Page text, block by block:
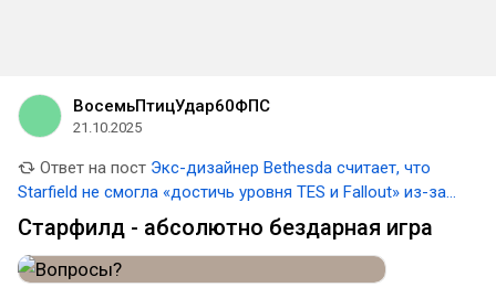
ВосемьПтицУдар60ФПС
21.10.2025
Ответ на пост Экс-дизайнер Bethesda считает, что
Starfield не смогла «достичь уровня TES и Fallout» из-за
использования процедурной генерации
Старфилд - абсолютно бездарная игра